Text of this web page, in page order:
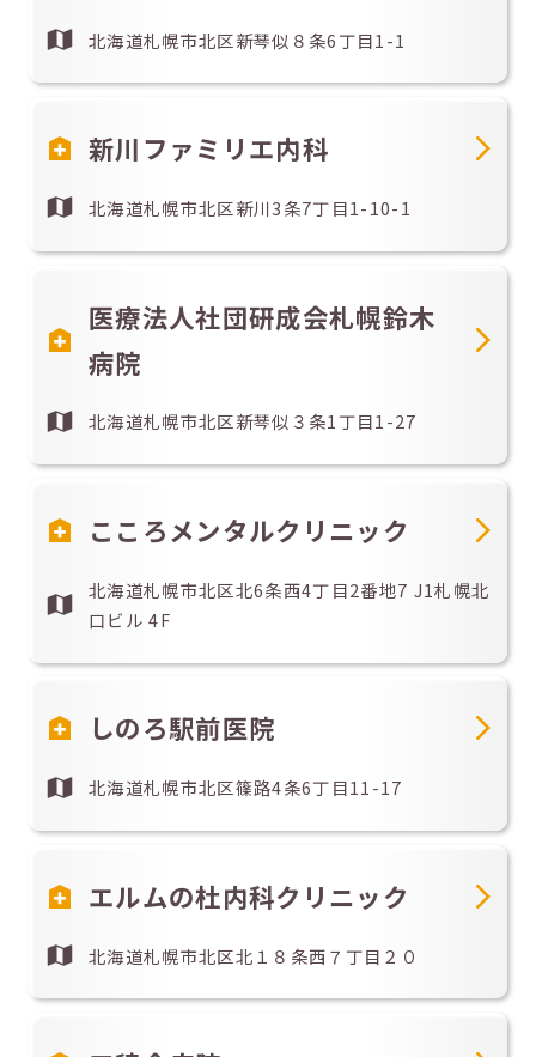
北海道札幌市北区新琴似８条6丁目1-1
新川ファミリエ内科
北海道札幌市北区新川3条7丁目1-10-1
医療法人社団研成会札幌鈴木
病院
北海道札幌市北区新琴似３条1丁目1-27
こころメンタルクリニック
北海道札幌市北区北6条西4丁目2番地7 J1札幌北
口ビル 4F
しのろ駅前医院
北海道札幌市北区篠路4条6丁目11-17
エルムの杜内科クリニック
北海道札幌市北区北１８条西７丁目２０